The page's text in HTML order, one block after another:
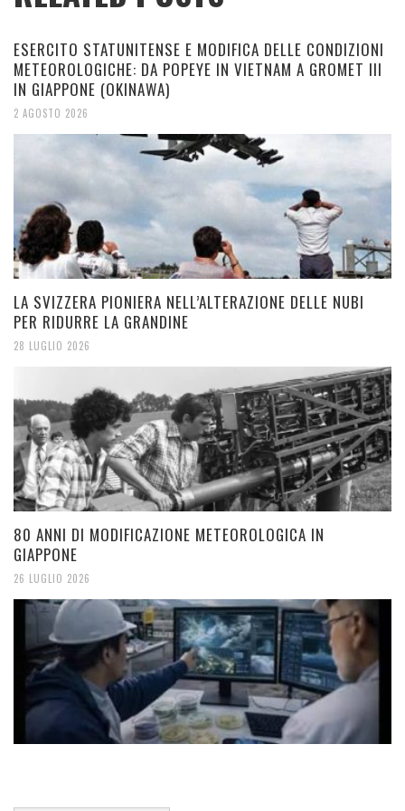
ESERCITO STATUNITENSE E MODIFICA DELLE CONDIZIONI
METEOROLOGICHE: DA POPEYE IN VIETNAM A GROMET III
IN GIAPPONE (OKINAWA)
2 AGOSTO 2026
LA SVIZZERA PIONIERA NELL’ALTERAZIONE DELLE NUBI
PER RIDURRE LA GRANDINE
28 LUGLIO 2026
80 ANNI DI MODIFICAZIONE METEOROLOGICA IN
GIAPPONE
26 LUGLIO 2026